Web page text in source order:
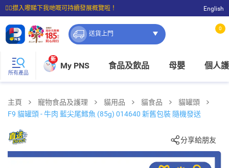
☝🏼㩒入嚟睇下我哋嘅可持續發展概覽啦！
⭐購物滿$399即享免費送貨；滿$100即可免費店取。
English
送貨上門
0
所有產品
新
My PNS 食品及飲品 母嬰 個人
主頁 寵物食品及護理 貓用品 貓食品
貓罐頭
F9 貓罐頭 - 牛肉 藍尖尾鱈魚 (85g) 014640 新舊包裝 隨機發送
分享給朋友